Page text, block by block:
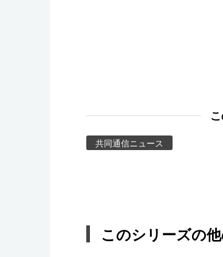
共同通信ニュース
このシリーズの